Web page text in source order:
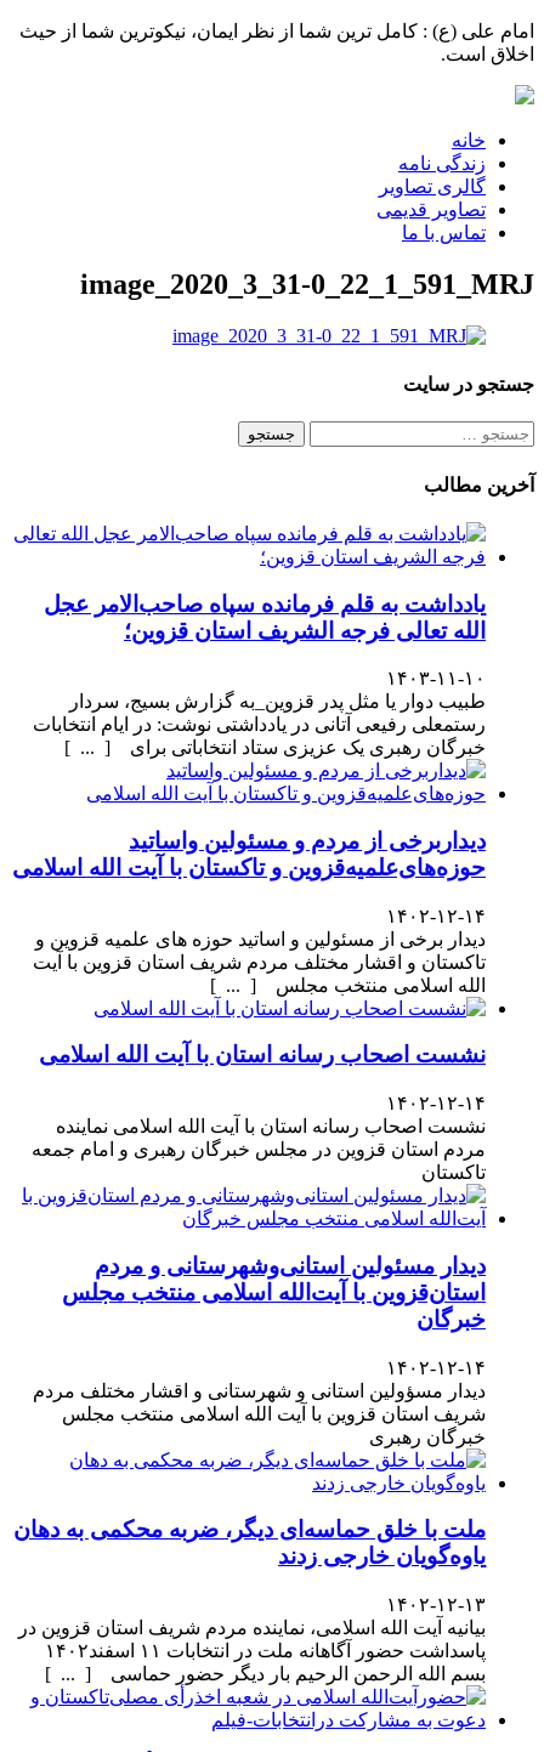
امام علی (ع) : کامل ترین شما از نظر ایمان، نیکوترین شما از حیث
اخلاق است.
خانه
زندگی نامه
گالری تصاویر
تصاویر قدیمی
تماس با ما
image_2020_3_31-0_22_1_591_MRJ
جستجو در سایت
جستجو
آخرین مطالب
یادداشت به قلم فرمانده سپاه صاحب‌الامر عجل
الله تعالی فرجه الشریف استان قزوین؛
۱۴۰۳-۱۱-۱۰
طبیب دوار یا مثل پدر قزوین_به گزارش بسیج، سردار
رستمعلی رفیعی آتانی در یادداشتی نوشت: در ایام انتخابات
خبرگان رهبری یک عزیزی ستاد انتخاباتی برای [ ... ]
دیداربرخی از مردم و مسئولین واساتید
حوزه‌های‌علمیه‌قزوین و تاکستان با آیت الله اسلامی
۱۴۰۲-۱۲-۱۴
دیدار برخی از مسئولین و اساتید حوزه های علمیه قزوین و
تاکستان و اقشار مختلف مردم شریف استان قزوین با آیت
الله اسلامی منتخب مجلس [ ... ]
نشست اصحاب رسانه استان با آیت الله اسلامی
۱۴۰۲-۱۲-۱۴
نشست اصحاب رسانه استان با آیت الله اسلامی نماینده
مردم استان قزوین در مجلس خبرگان رهبری و امام جمعه
تاکستان
دیدار مسئولین استانی‌وشهرستانی و مردم‌
استان‌قزوین با آیت‌الله‌ اسلامی منتخب مجلس‌
خبرگان
۱۴۰۲-۱۲-۱۴
دیدار مسؤولین استانی و شهرستانی و اقشار مختلف مردم
شریف استان قزوین با آیت الله اسلامی منتخب مجلس
خبرگان رهبری
ملت با خلق حماسه‌ای دیگر، ضربه محکمی به دهان
یاوه‌گویان خارجی زدند
۱۴۰۲-۱۲-۱۳
بیانیه آیت الله اسلامی، نماینده مردم شریف استان قزوین در
پاسداشت حضور آگاهانه ملت در انتخابات ۱۱ اسفند۱۴۰۲
بسم الله الرحمن الرحیم بار دیگر حضور حماسی [ ... ]